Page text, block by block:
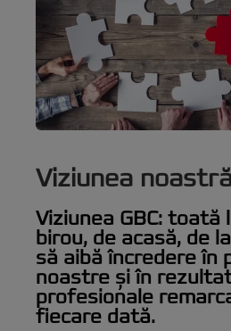
Viziunea
Viziunea GBC: toată
birou, de acasă, de
să aibă încredere în
noastre și în
profesionale
fiecare dată.